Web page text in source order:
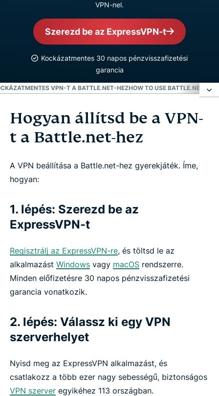
VPN-nel.
Szerezd be az ExpressVPN-t
Kockázatmentes 30 napos pénzvisszafizetési
garancia
VPN-T A BATTLE.NET-HEZHOW TO USE BATTLE.NET
Hogyan állítsd be a VPN-t a Battle.net-hez
Mi az a Battle.net?
Miért van szükséged VPN-re a Battle.net-hez?
Hogyan csökkenti a VPN a pinget?
Töltsd le a VPN-t minden eszközödre a Battle.net-
hez
Mit mondanak rólunk a gamerek
Próbáld ki a kockázatmentes VPN-t a Battle.net-
hez
Hogyan állítsd be a VPN-
t a Battle.net-hez
A VPN beállítása a Battle.net-hez gyerekjáték. Íme,
hogyan:
1. lépés: Szerezd be az
ExpressVPN-t
Regisztrálj az ExpressVPN-re, és töltsd le az
alkalmazást Windows vagy macOS rendszerre.
Minden előfizetésre 30 napos pénzvisszafizetési
garancia vonatkozik.
2. lépés: Válassz ki egy VPN
szerverhelyet
Nyisd meg az ExpressVPN alkalmazást, és
csatlakozz a több ezer nagy sebességű, biztonságos
VPN szerver egyikéhez 113 országban.